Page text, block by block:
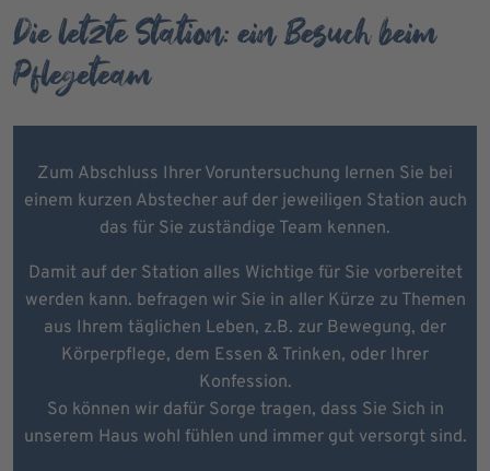
Die letzte Station: ein Besuch beim
Pflegeteam
Zum Abschluss Ihrer Voruntersuchung lernen Sie bei
einem kurzen Abstecher auf der jeweiligen Station auch
das für Sie zuständige Team kennen.
Damit auf der Station alles Wichtige für Sie vorbereitet
werden kann. befragen wir Sie in aller Kürze zu Themen
aus Ihrem täglichen Leben, z.B. zur Bewegung, der
Körperpflege, dem Essen & Trinken, oder Ihrer
Konfession.
So können wir dafür Sorge tragen, dass Sie Sich in
unserem Haus wohl fühlen und immer gut versorgt sind.